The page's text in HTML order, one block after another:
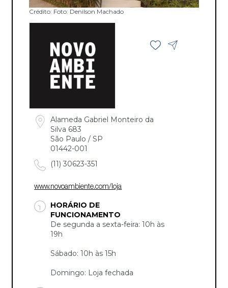
Crédito: Foto: Denilson Machado
Alameda Gabriel Monteiro da
Silva 683
São Paulo / SP
01442-001
(11) 30623-351
www.novoambiente.com/loja
HORÁRIO DE
FUNCIONAMENTO
De segunda a sexta-feira: 10h às
19h
Sábado: 10h às 15h
Domingo: Loja fechada